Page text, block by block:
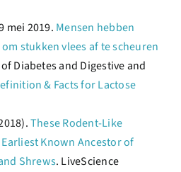
mei 2019. Mensen hebben
stukken vlees af te scheuren
Diabetes and Digestive and
& Facts for Lactose
These Rodent-Like
Known Ancestor of
Shrews. LiveScience